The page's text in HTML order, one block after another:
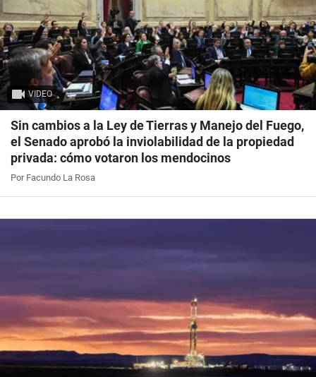
VIDEO
Sin cambios a la Ley de Tierras y Manejo del Fuego,
el Senado aprobó la inviolabilidad de la propiedad
privada: cómo votaron los mendocinos
Por Facundo La Rosa